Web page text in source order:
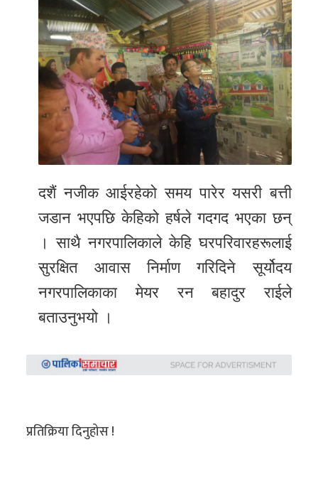
दशैं नजीक आईरहेको समय पारेर यसरी बत्ती
जडान भएपछि केहिको हर्षले गदगद भएका छन्
। साथै नगरपालिकाले केहि घरपरिवारहरूलाई
सुरक्षित आवास निर्माण गरिदिने सूर्योदय
नगरपालिकाका मेयर रन बहादुर राईले
बताउनुभयो ।
प्रतिक्रिया दिनुहोस !